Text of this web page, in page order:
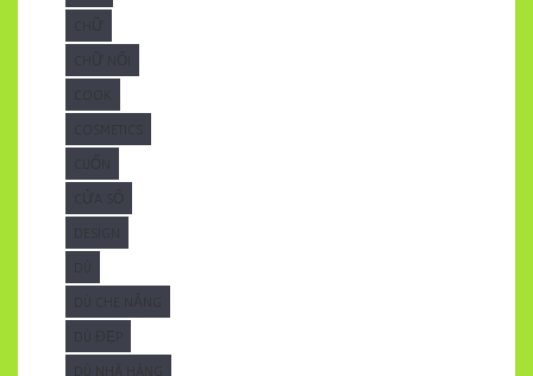
CHỮ
CHỮ NỔI
COSMETICS
CUỐN
CỬA SỔ
DÙ ĐẸP
DÙ NHÀ HÀNG